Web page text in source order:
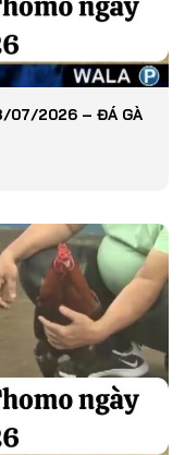
07/2026 – ĐÁ GÀ